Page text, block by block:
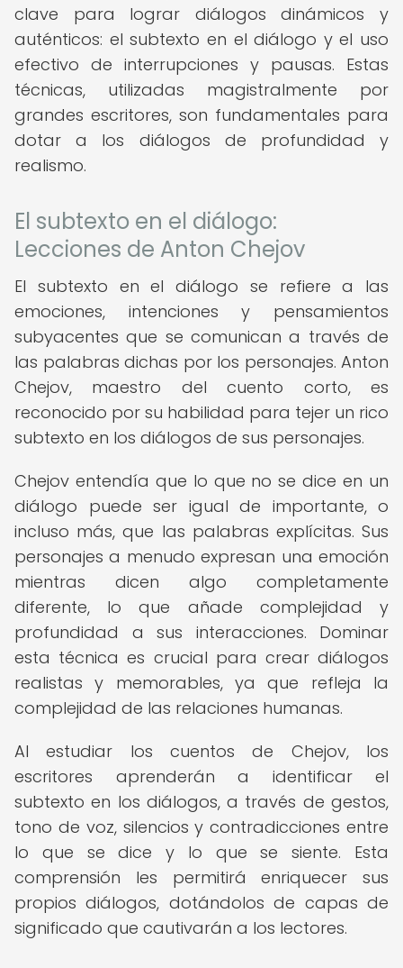
clave para lograr diálogos dinámicos y
auténticos: el subtexto en el diálogo y el uso
efectivo de interrupciones y pausas. Estas
técnicas, utilizadas magistralmente por
grandes escritores, son fundamentales para
dotar a los diálogos de profundidad y
realismo.
El subtexto en el diálogo:
Lecciones de Anton Chejov
El subtexto en el diálogo se refiere a las
emociones, intenciones y pensamientos
subyacentes que se comunican a través de
las palabras dichas por los personajes. Anton
Chejov, maestro del cuento corto, es
reconocido por su habilidad para tejer un rico
subtexto en los diálogos de sus personajes.
Chejov entendía que lo que no se dice en un
diálogo puede ser igual de importante, o
incluso más, que las palabras explícitas. Sus
personajes a menudo expresan una emoción
mientras dicen algo completamente
diferente, lo que añade complejidad y
profundidad a sus interacciones. Dominar
esta técnica es crucial para crear diálogos
realistas y memorables, ya que refleja la
complejidad de las relaciones humanas.
Al estudiar los cuentos de Chejov, los
escritores aprenderán a identificar el
subtexto en los diálogos, a través de gestos,
tono de voz, silencios y contradicciones entre
lo que se dice y lo que se siente. Esta
comprensión les permitirá enriquecer sus
propios diálogos, dotándolos de capas de
significado que cautivarán a los lectores.